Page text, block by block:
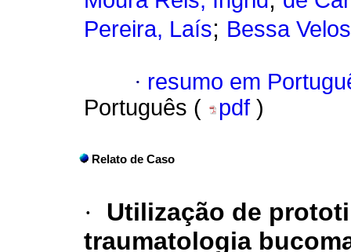
Pereira, Laís; Bessa
· resumo em
Português (
pdf )
Relato de Caso
·
Utilização de
traumatologia